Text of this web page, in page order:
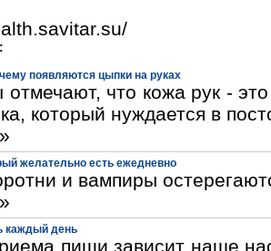
появляются цыпки на руках
отмечают, что кожа рук -
который нуждается в
желательно есть ежедневно
и вампиры
каждый день
пищи зависит наше